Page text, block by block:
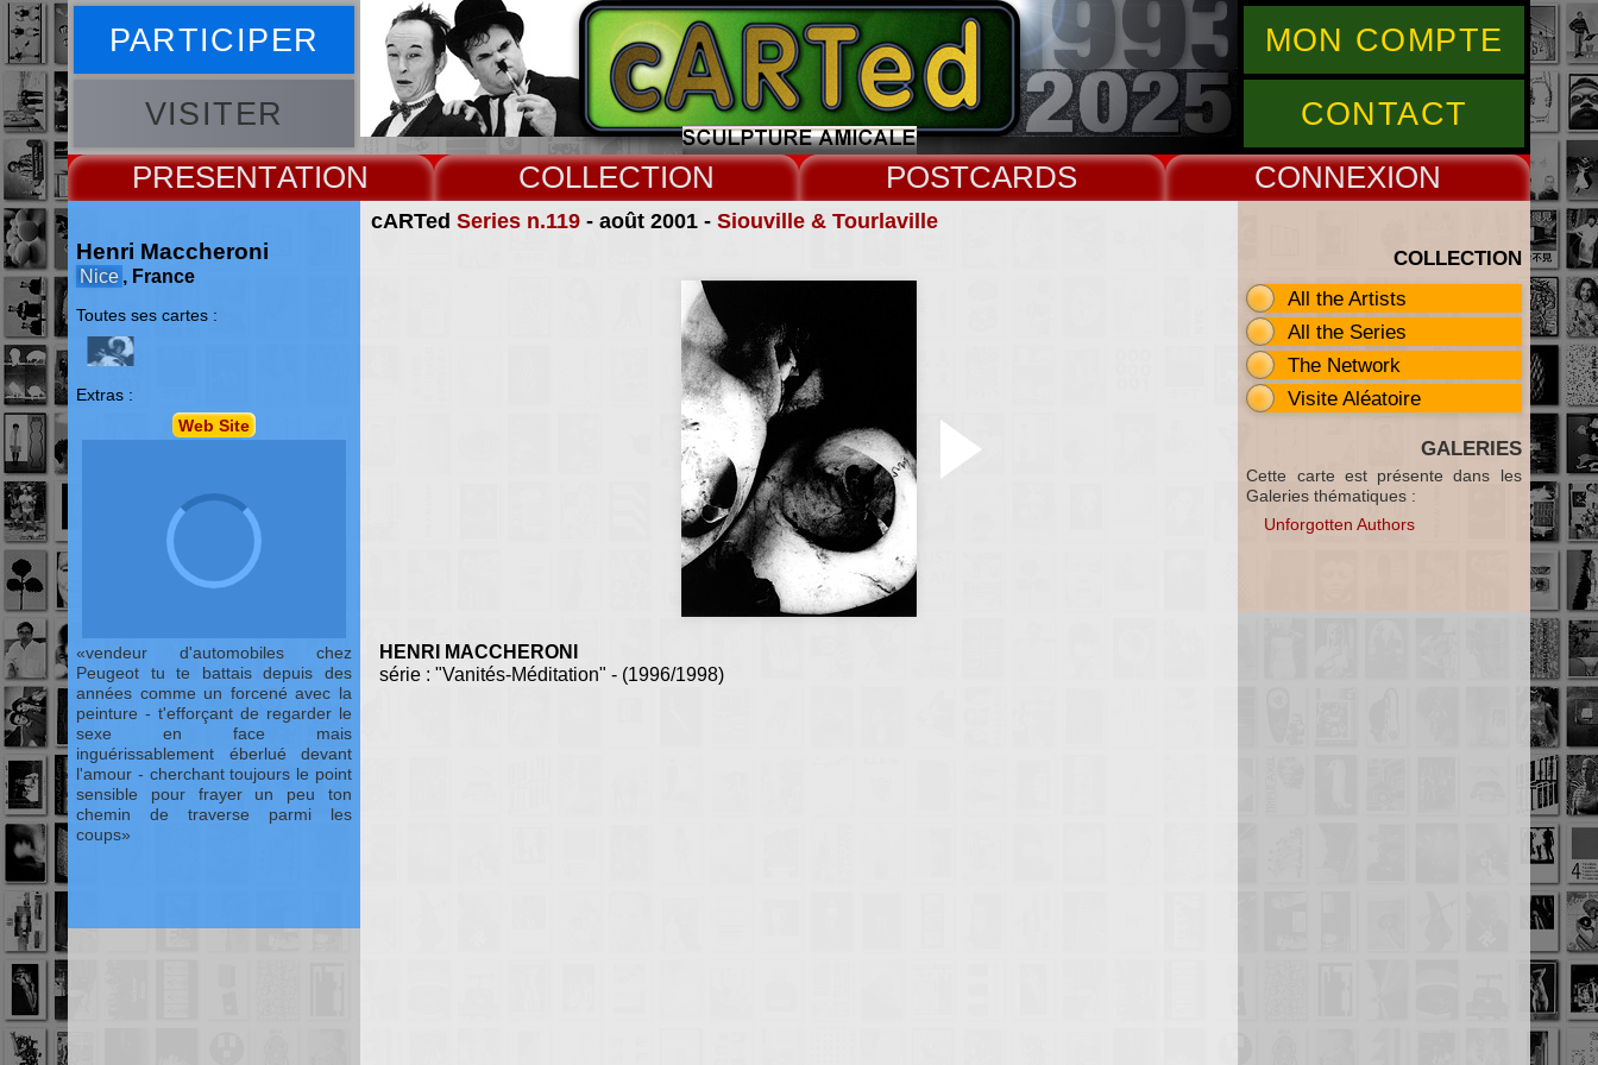
PARTICIPER
VISITER
MON COMPTE
CONTACT
PRESENT COLLECT CARDS CONNEX
cARTed Series n.119- août 2001 - Siouville & Tourlaville
HENRI MACCHERONI
série : "Vanités-Méditation" - (1996/1998)
Henri Maccheroni
Nice , France
Toutes ses cartes :
Extras :
Web Site
vendeur d'automobiles chez
Peugeot tu te battais depuis des
années comme un forcené avec la
peinture - t'efforçant de regarder le
sexe en face mais
inguérissablement éberlué devant
l'amour - cherchant toujours le point
sensible pour frayer un peu ton
chemin de traverse parmi les
coups
COLLECTION
All the Artists
All the Series
The Network
Visite Aléatoire
GALERIES
Cette carte est présente dans les
Galeries thématiques :
Unforgotten Authors